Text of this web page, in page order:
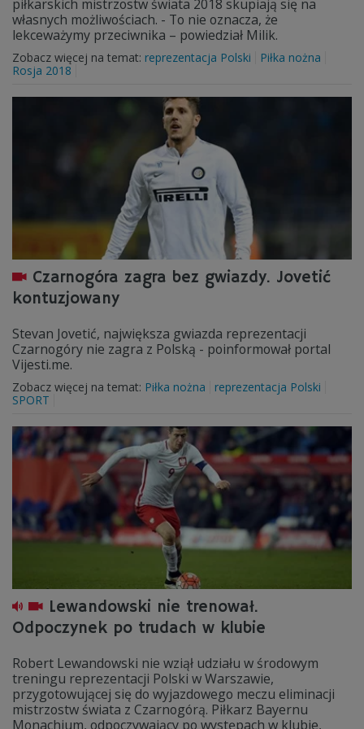
piłkarskich mistrzostw świata 2018 skupiają się na
własnych możliwościach. - To nie oznacza, że
lekceważymy przeciwnika – powiedział Milik.
Zobacz więcej na temat: reprezentacja Polski
Piłka nożna
Rosja 2018
Czarnogóra zagra bez gwiazdy. Jovetić
kontuzjowany
Stevan Jovetić, największa gwiazda reprezentacji
Czarnogóry nie zagra z Polską - poinformował portal
Vijesti.me.
Zobacz więcej na temat: Piłka nożna
reprezentacja Polski
SPORT
Lewandowski nie trenował.
Odpoczynek po trudach w klubie
Robert Lewandowski nie wziął udziału w środowym
treningu reprezentacji Polski w Warszawie,
przygotowującej się do wyjazdowego meczu eliminacji
mistrzostw świata z Czarnogórą. Piłkarz Bayernu
Monachium, odpoczywający po występach w klubie,